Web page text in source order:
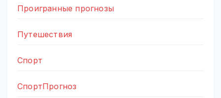
Проигранные прогнозы
Путешествия
Спорт
СпортПрогноз